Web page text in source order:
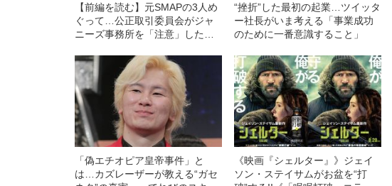
【前編を読む】元SMAPの3人め
ぐって…公正取引委員会がジャ
ニーズ事務所を「注意」した真
“挫折”した最初の起業…ツイッタ
ー社長がいま考える「事業成功
のために一番意識すること」
「偽エチオピア皇帝事件」と
は…カズレーザーが教える“ガセ
《映画『シェルター』》ジェイ
ソン・ステイサムがお盆を“打